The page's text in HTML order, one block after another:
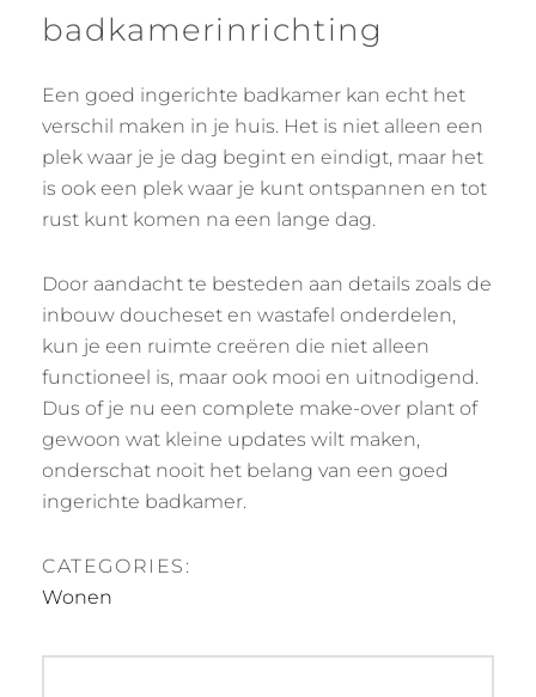
badkamerinrichting
Een goed ingerichte badkamer kan echt het
verschil maken in je huis. Het is niet alleen een
plek waar je je dag begint en eindigt, maar het
is ook een plek waar je kunt ontspannen en tot
rust kunt komen na een lange dag.
Door aandacht te besteden aan details zoals de
inbouw doucheset en wastafel onderdelen,
kun je een ruimte creëren die niet alleen
functioneel is, maar ook mooi en uitnodigend.
Dus of je nu een complete make-over plant of
gewoon wat kleine updates wilt maken,
onderschat nooit het belang van een goed
ingerichte badkamer.
CATEGORIES:
Wonen